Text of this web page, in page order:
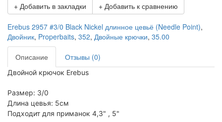
+ Добавить в закладки + Добавить к сравнению
Erebus 2957 #3/0 Black Nickel длинное цевьё (Needle Point),
Двойник, Properbaits, 352, Двойные крючки, 35.00
Описание Отзывы (0)
Двойной крючок Erebus
Размер: 3/0
Длина цевья: 5см
Подходит для приманок 4,3" , 5"